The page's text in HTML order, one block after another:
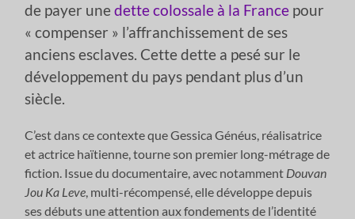
de payer unedette colossale à la France pour
« compenser » l’affranchissement de ses
anciens esclaves. Cette dette a pesé sur le
développement du pays pendant plus d’un
siècle.
C’est dans ce contexte que Gessica Généus, réalisatrice
et actrice haïtienne, tourne son premier long-métrage de
fiction. Issue du documentaire, avec notamment Douvan
Jou Ka Leve , multi-récompensé, elle développe depuis
ses débuts une attention aux fondements de l’identité